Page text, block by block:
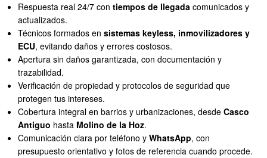
Respuesta real 24/7 contiempos de llegada comunicados y
actualizados.
Técnicos formados ensistemas keyless, inmovilizadores y
ECU, evitando daños y errores costosos.
Apertura sin daños garantizada, con documentación y
trazabilidad.
Verificación de propiedad y protocolos de seguridad que
protegen tus intereses.
Cobertura integral en barrios y urbanizaciones, desdeCasco
Antiguo hasta Molino de la Hoz.
Comunicación clara por teléfono yWhatsApp, con
presupuesto orientativo y fotos de referencia cuando procede.